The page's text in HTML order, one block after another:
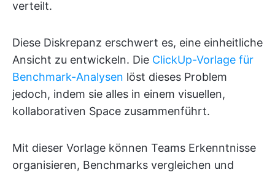
verteilt.
Diese Diskrepanz erschwert es, eine einheitliche
Ansicht zu entwickeln. Die ClickUp-Vorlage für
Benchmark-Analysen löst dieses Problem
jedoch, indem sie alles in einem visuellen,
kollaborativen Space zusammenführt.
Mit dieser Vorlage können Teams Erkenntnisse
organisieren, Benchmarks vergleichen und